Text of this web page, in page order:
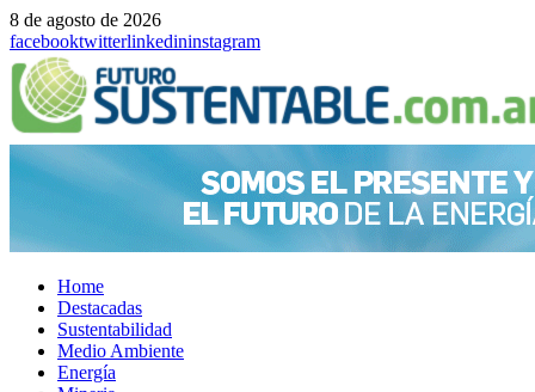
8 de agosto de 2026
facebooktwitterlinkedininstagram
Home
Destacadas
Sustentabilidad
Medio Ambiente
Energía